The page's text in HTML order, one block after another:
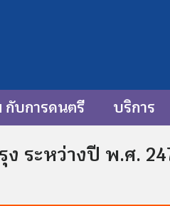
กับการดนตรี บริการ
ระหว่างปี พ.ศ.